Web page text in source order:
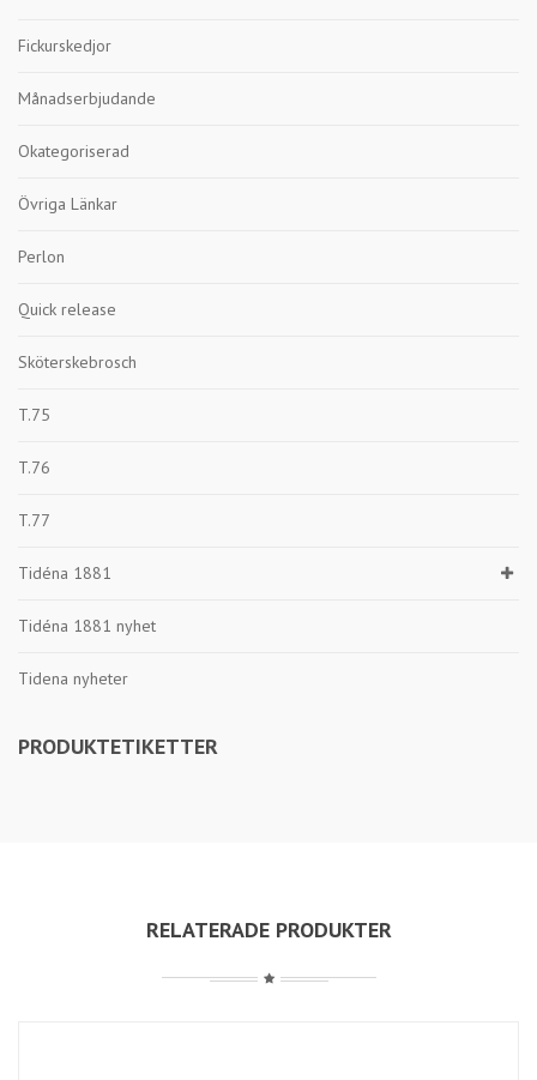
Fickurskedjor
Månadserbjudande
Okategoriserad
Övriga Länkar
Perlon
Quick release
Sköterskebrosch
T.75
T.76
T.77
Tidéna 1881
Tidéna 1881 nyhet
Tidena nyheter
PRODUKTETIKETTER
RELATERADE PRODUKTER